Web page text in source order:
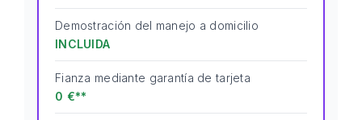
Demostración del manejo a domicilio
INCLUIDA
Fianza mediante garantía de tarjeta
0 €**